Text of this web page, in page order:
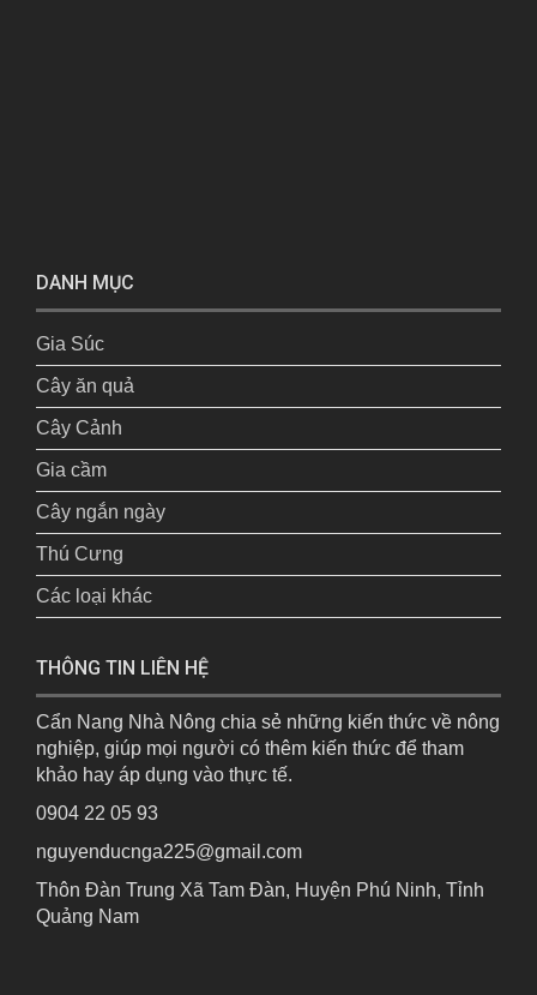
DANH MỤC
Gia Súc
Cây ăn quả
Cây Cảnh
Gia cầm
Cây ngắn ngày
Thú Cưng
Các loại khác
THÔNG TIN LIÊN HỆ
Cẩn Nang Nhà Nông chia sẻ những kiến thức về nông
nghiệp, giúp mọi người có thêm kiến thức để tham
khảo hay áp dụng vào thực tế.
0904 22 05 93
nguyenducnga225@gmail.com
Thôn Đàn Trung Xã Tam Đàn, Huyện Phú Ninh, Tỉnh
Quảng Nam